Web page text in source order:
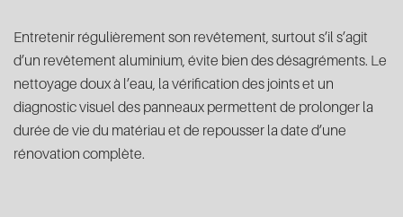
Entretenir régulièrement son revêtement, surtout s’il s’agit
d’un revêtement aluminium, évite bien des désagréments. Le
nettoyage doux à l’eau, la vérification des joints et un
diagnostic visuel des panneaux permettent de prolonger la
durée de vie du matériau et de repousser la date d’une
rénovation complète.